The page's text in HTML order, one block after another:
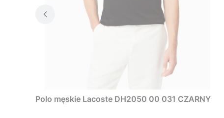
Polo męskie Lacoste DH2050 00 031 CZARNY